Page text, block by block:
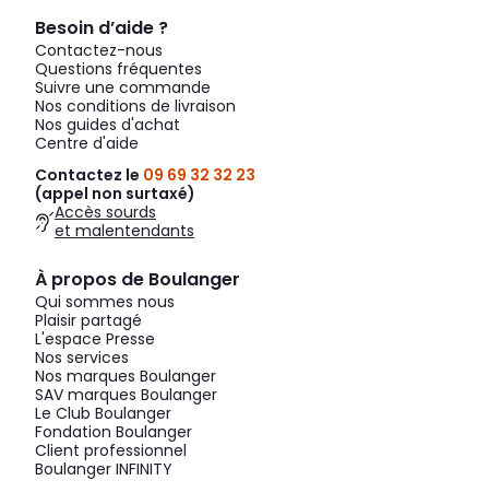
Besoin d’aide ?
Contactez-nous
Questions fréquentes
Suivre une commande
Nos conditions de livraison
Nos guides d'achat
Centre d'aide
Contactez le 09 69 32 32 23
(appel non surtaxé)
Accès sourds
et malentendants
À propos de Boulanger
Qui sommes nous
Plaisir partagé
L'espace Presse
Nos services
Nos marques Boulanger
SAV marques Boulanger
Le Club Boulanger
Fondation Boulanger
Client professionnel
Boulanger INFINITY